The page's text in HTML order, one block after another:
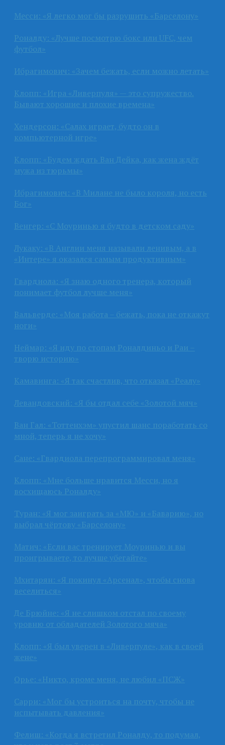
Месси: «Я легко мог бы разрушить «Барселону»
Роналду: «Лучше посмотрю бокс или UFC, чем
футбол»
Ибрагимович: «Зачем бежать, если можно летать»
Клопп: «Игра «Ливерпуля» — это супружество.
Бывают хорошие и плохие времена»
Хендерсон: «Салах играет, будто он в
компьютерной игре»
Клопп: «Будем ждать Ван Дейка, как жена ждёт
мужа из тюрьмы»
Ибрагимович: «В Милане не было короля, но есть
Бог»
Венгер: «С Моуринью я будто в детском саду»
Лукаку: «В Англии меня называли ленивым, а в
«Интере» я оказался самым продуктивным»
Гвардиола: «Я знаю одного тренера, который
понимает футбол лучше меня»
Вальверде: «Моя работа – бежать, пока не откажут
ноги»
Неймар: «Я иду по стопам Роналдиньо и Раи –
творю историю»
Камавинга: «Я так счастлив, что отказал «Реалу»
Левандовский: «Я бы отдал себе «Золотой мяч»
Ван Гал: «Тоттенхэм» упустил шанс поработать со
мной, теперь я не хочу»
Сане: «Гвардиола перепрограммировал меня»
Клопп: «Мне больше нравится Месси, но я
восхищаюсь Роналду»
Туран: «Я мог заиграть за «МЮ» и «Баварию», но
выбрал чёртову «Барселону»
Матич: «Если вас тренирует Моуринью и вы
проигрываете, то лучше убегайте»
Мхитарян: «Я покинул «Арсенал», чтобы снова
веселиться»
Де Брюйне: «Я не слишком отстал по своему
уровню от обладателей Золотого мяча»
Клопп: «Я был уверен в «Ливерпуле», как в своей
жене»
Орье: «Никто, кроме меня, не любил «ПСЖ»
Сарри: «Мог бы устроиться на почту, чтобы не
испытывать давления»
Фелиш: «Когда я встретил Роналду, то подумал,